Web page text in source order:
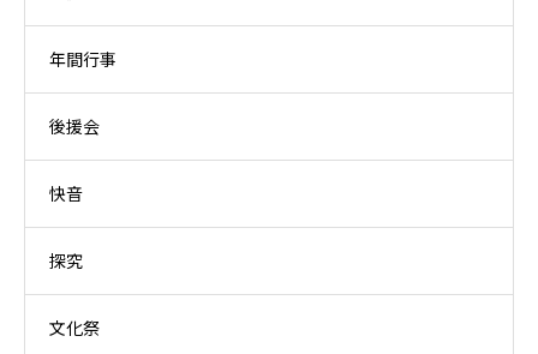
年間行事
後援会
快音
探究
文化祭